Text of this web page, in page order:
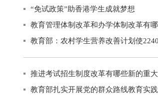
“免试政策”助香港学生成就梦想
教育管理体制改革和办学体制改革有
教育部：农村学生营养改善计划使
推进考试招生制度改革有哪些新的重
教育部扎实开展党的群众路线教育实